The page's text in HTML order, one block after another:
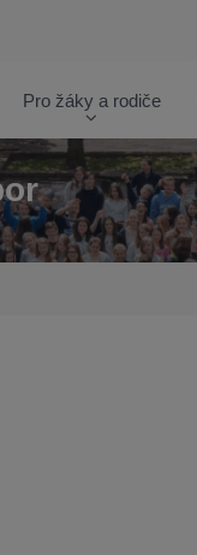
Pro žáky a rodiče